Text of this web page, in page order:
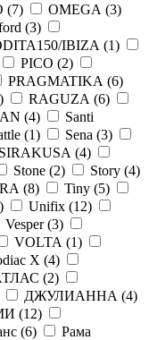
(7) OMEGA (3)
(3)
IBIZA (1)
PICO (2)
PRAGMATIKA (6)
) RAGUZA (6)
(4)
Santi
(1) Sena (3)
SIRAKUSA (4)
Stone (2) Story (4)
(8) Tiny (5)
) Unifix (12)
Vesper (3)
VOLTA (1)
X (4)
(2)
ДЖУЛИАННА (4)
(12)
(6)
Рама